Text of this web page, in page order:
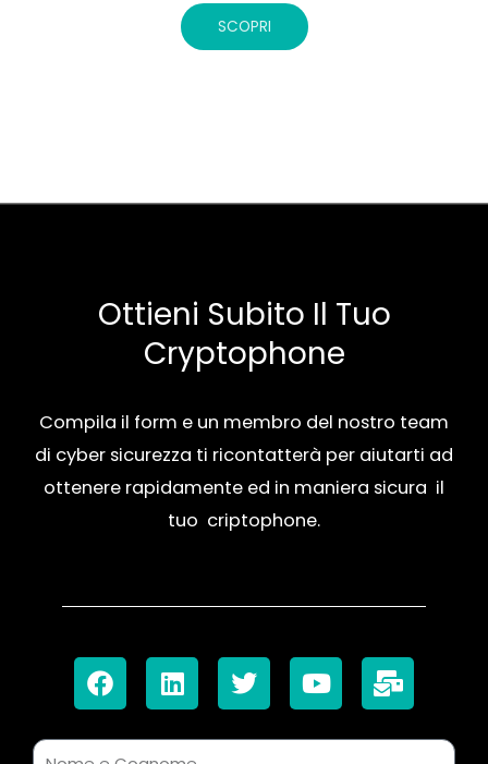
SCOPRI
Ottieni Subito Il Tuo
Cryptophone
Compila il form e un membro del nostro team
di cyber sicurezza ti ricontatterà per aiutarti ad
ottenere rapidamente ed in maniera sicura il
tuo criptophone.
a
c
e
b
i
n
k
e
w
i
t
t
o
u
t
u
a
i
l
-
N